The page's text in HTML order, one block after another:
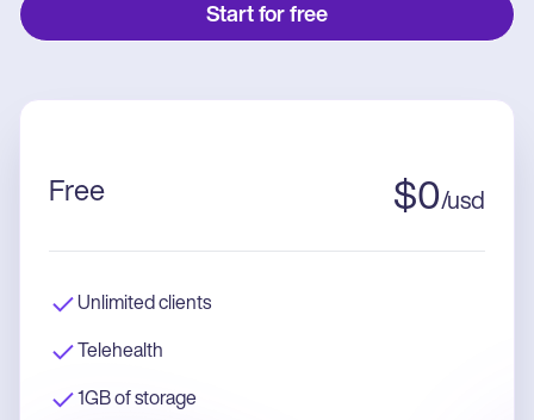
Start for free
Free $0/usd
Unlimited clients
Telehealth
1GB of storage